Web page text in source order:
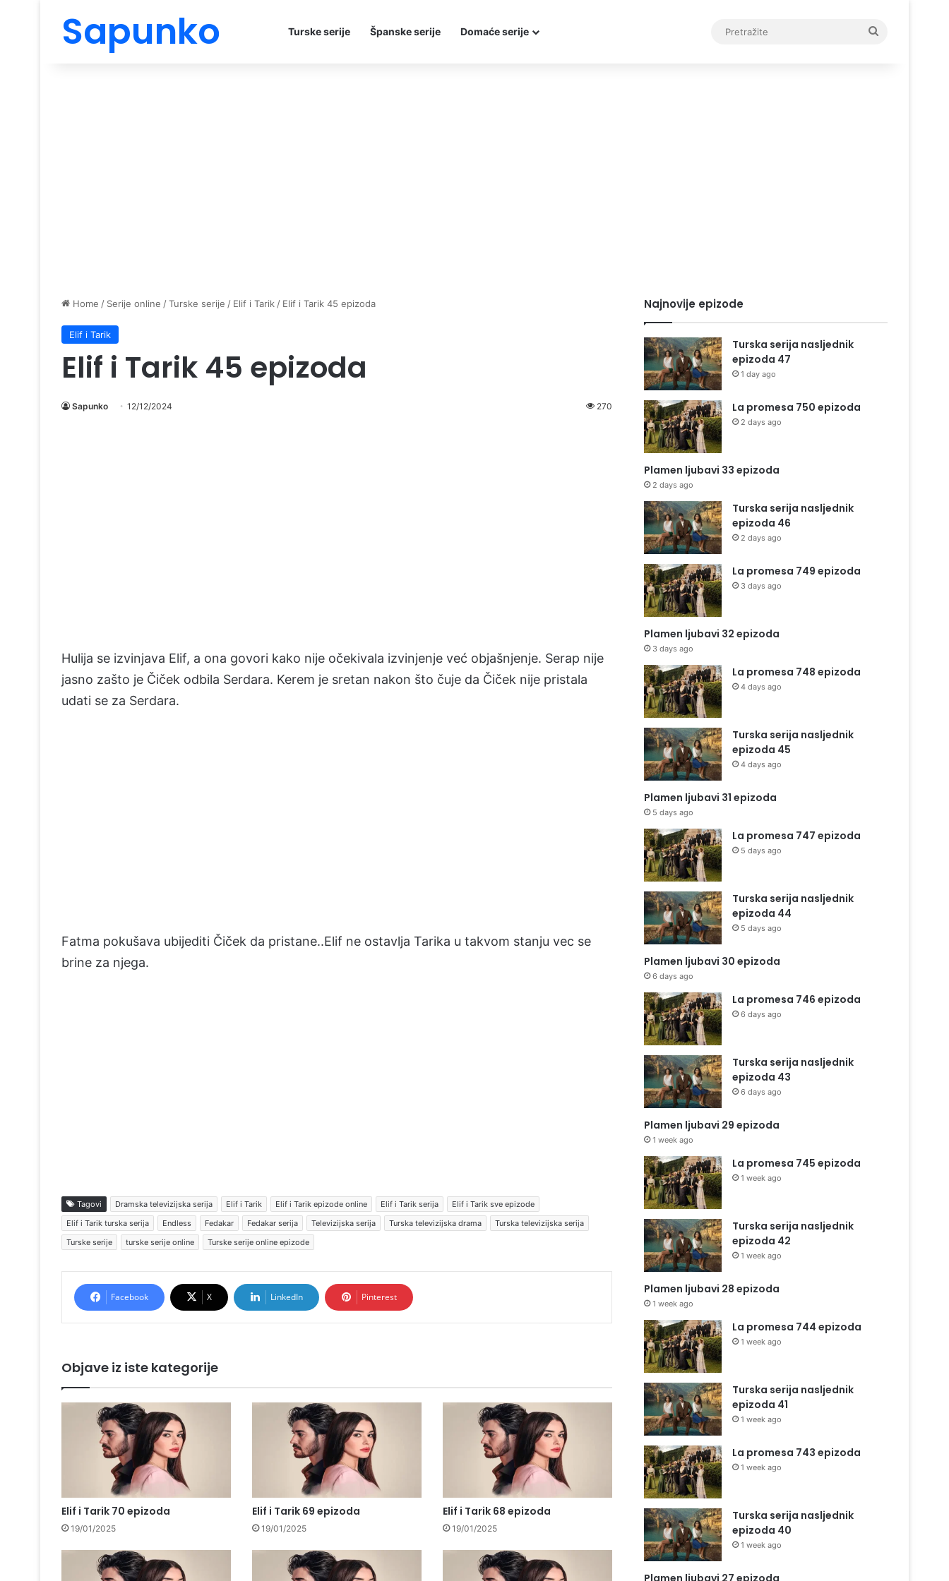
Sapunko Turske serije Španske serije Domaće serije
Home / Serije online /Turske serije / Elif i Tarik / Elif i Tarik 45 epizoda
Elif i Tarik
Elif i Tarik 45 epizoda
Sapunko 12/12/2024 270
Hulija se izvinjava Elif, a ona govori kako nije očekivala izvinjenje već objašnjenje. Serap nije
jasno zašto je Čiček odbila Serdara. Kerem je sretan nakon što čuje da Čiček nije pristala
udati se za Serdara.
Fatma pokušava ubijediti Čiček da pristane..Elif ne ostavlja Tarika u takvom stanju vec se
brine za njega.
Tagovi Dramska televizijska serija Elif i Tarik Elif i Tarik epizode online Elif i Tarik serija
Elif i Tarik sve epizode
Elif i Tarik turska serija
Endless Fedakar Fedakar serija Televizijska serija Turska televizijska drama
Turska televizijska serija
Turske serije
turske serije online Turske serije online epizode
Facebook X LinkedIn Pinterest
Objave iz iste kategorije
Elif i Tarik 70 epizoda
19/01/2025
Elif i Tarik 69 epizoda
19/01/2025
Elif i Tarik 68 epizoda
19/01/2025
Najnovije epizode
Turska serija nasljednik
epizoda 47
1 day ago
La promesa 750 epizoda
2 days ago
Plamen ljubavi 33 epizoda
2 days ago
Turska serija nasljednik
epizoda 46
2 days ago
La promesa 749 epizoda
3 days ago
Plamen ljubavi 32 epizoda
3 days ago
La promesa 748 epizoda
4 days ago
Turska serija nasljednik
epizoda 45
4 days ago
Plamen ljubavi 31 epizoda
5 days ago
La promesa 747 epizoda
5 days ago
Turska serija nasljednik
epizoda 44
5 days ago
Plamen ljubavi 30 epizoda
6 days ago
La promesa 746 epizoda
6 days ago
Turska serija nasljednik
epizoda 43
6 days ago
Plamen ljubavi 29 epizoda
1 week ago
La promesa 745 epizoda
1 week ago
Turska serija nasljednik
epizoda 42
1 week ago
Plamen ljubavi 28 epizoda
1 week ago
La promesa 744 epizoda
1 week ago
Turska serija nasljednik
epizoda 41
1 week ago
La promesa 743 epizoda
1 week ago
Turska serija nasljednik
epizoda 40
1 week ago
Plamen ljubavi 27 epizoda